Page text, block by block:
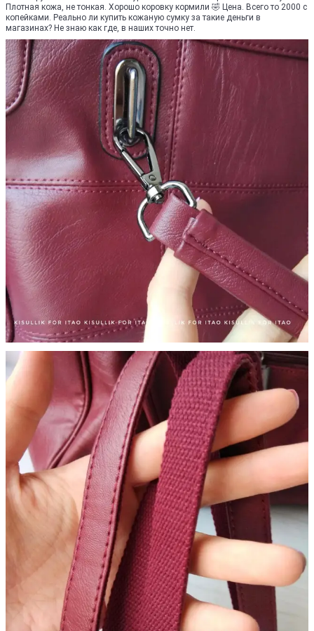
Плотная кожа, не тонкая. Хорошо коровку кормили 🤣 Цена. Всего то 2000 с
копейками. Реально ли купить кожаную сумку за такие деньги в
магазинах? Не знаю как где, в наших точно нет.